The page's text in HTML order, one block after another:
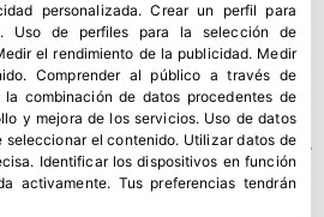
se ha dado la
personalizada.Crear un perfil para
. Uso de perfiles para la selección de
el rendimiento de la publicidad. Medir
.Comprender al público a través de
combinación de datos procedentes de
y mejora de los servicios. Uso de datos
seleccionar el contenido. Utilizar datos de
. Identificar los dispositivos en función
activamente. Tus preferencias tendrán